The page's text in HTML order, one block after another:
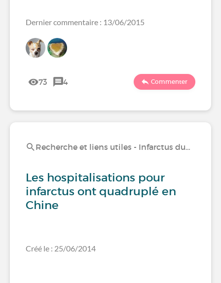
Dernier commentaire : 13/06/2015
73 4 Commenter
Recherche et liens utiles - Infarctus du…
Les hospitalisations pour
infarctus ont quadruplé en
Chine
Créé le : 25/06/2014